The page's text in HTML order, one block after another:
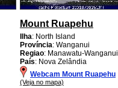
Mount Ruapehu
Ilha: North Island
Província: Wanganui
Regiao: Manawatu-Wanganui
País: Nova Zelândia
Webcam Mount Ruapehu
(Veja no mapa)